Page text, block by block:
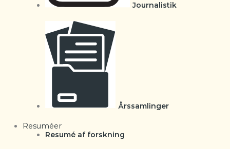
Journalistik
Årssamlinger
Resuméer
Resumé af forskning